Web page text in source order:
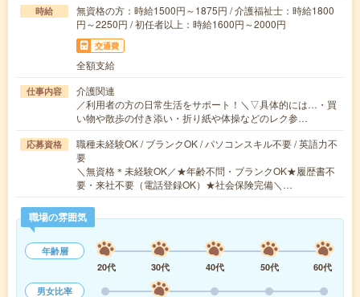
時給
無資格の方：時給1500円～1875円 / 介護福祉士：時給1800
円～2250円 / 初任者以上：時給1600円～2000円
交通費
全額支給
仕事内容
介護関連
／利用者の方の日常生活をサポート！＼▽具体的には…・買
い物や散歩の付き添い・折り紙や体操などのレク参…
応募資格
職種未経験OK / ブランクOK / パソコンスキル不要 / 英語力不
要
＼無資格＊未経験OK／★年齢不問・ブランクOK★履歴書不
要・来社不要（電話登録OK）★社会保険完備＼…
職場の雰囲気
年齢層
20代
30代 40代 50代
60代
男女比率